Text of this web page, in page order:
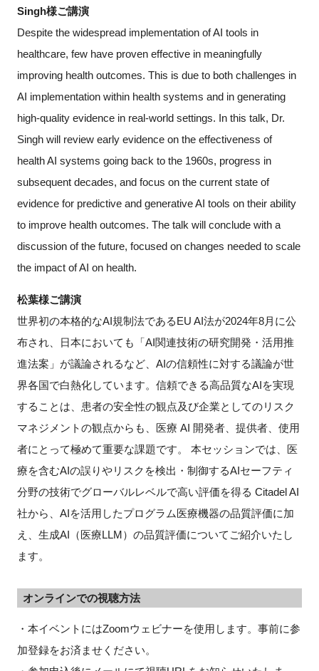
Singh様ご講演
Despite the widespread implementation of AI tools in
healthcare, few have proven effective in meaningfully
improving health outcomes. This is due to both challenges in
AI implementation within health systems and in generating
high-quality evidence in real-world settings. In this talk, Dr.
Singh will review early evidence on the effectiveness of
health AI systems going back to the 1960s, progress in
subsequent decades, and focus on the current state of
evidence for predictive and generative AI tools on their ability
to improve health outcomes. The talk will conclude with a
discussion of the future, focused on changes needed to scale
the impact of AI on health.
松葉様ご講演
世界初の本格的なAI規制法であるEU AI法が2024年8月に公
布され、日本においても「AI関連技術の研究開発・活用推
進法案」が議論されるなど、AIの信頼性に対する議論が世
界各国で白熱化しています。信頼できる高品質なAIを実現
することは、患者の安全性の観点及び企業としてのリスク
マネジメントの観点からも、医療 AI 開発者、提供者、使用
者にとって極めて重要な課題です。 本セッションでは、医
療を含むAIの誤りやリスクを検出・制御するAIセーフティ
分野の技術でグローバルレベルで高い評価を得る Citadel AI
社から、AIを活用したプログラム医療機器の品質評価に加
え、生成AI（医療LLM）の品質評価についてご紹介いたし
ます。
オンラインでの視聴方法
・本イベントにはZoomウェビナーを使用します。事前に参
加登録をお済ませください。